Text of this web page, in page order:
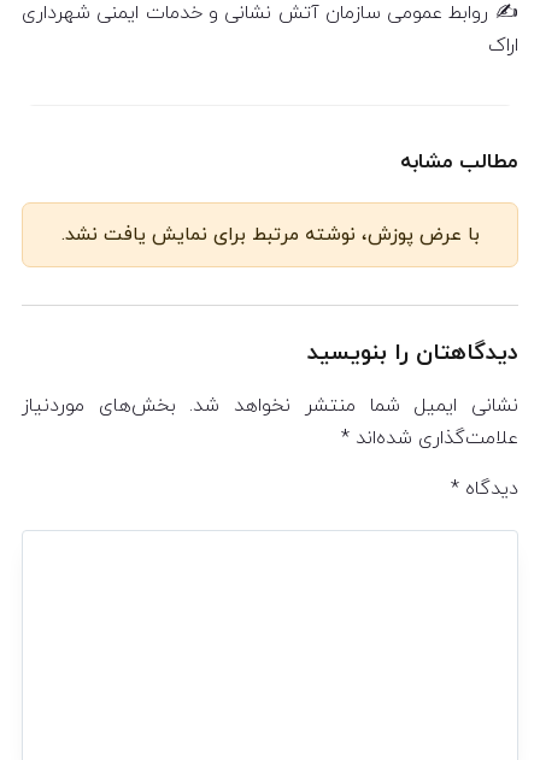
✍️ روابط عمومی سازمان آتش نشانی و خدمات ایمنی شهرداری
اراک
مطالب مشابه
با عرض پوزش، نوشته مرتبط برای نمایش یافت نشد.
دیدگاهتان را بنویسید
نشانی ایمیل شما منتشر نخواهد شد. بخش‌های موردنیاز
علامت‌گذاری شده‌اند *
دیدگاه *